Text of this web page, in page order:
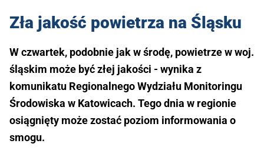
Zła jakość powietrza na Śląsku
W czwartek, podobnie jak w środę, powietrze w woj.
śląskim może być złej jakości - wynika z
komunikatu Regionalnego Wydziału Monitoringu
Środowiska w Katowicach. Tego dnia w regionie
osiągnięty może zostać poziom informowania o
smogu.